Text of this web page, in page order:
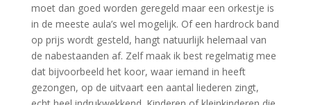
moet dan goed worden geregeld maar een orkestje is
in de meeste aula’s wel mogelijk. Of een hardrock band
op prijs wordt gesteld, hangt natuurlijk helemaal van
de nabestaanden af. Zelf maak ik best regelmatig mee
dat bijvoorbeeld het koor, waar iemand in heeft
gezongen, op de uitvaart een aantal liederen zingt,